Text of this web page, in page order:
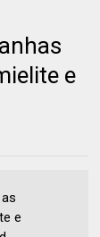
e
e